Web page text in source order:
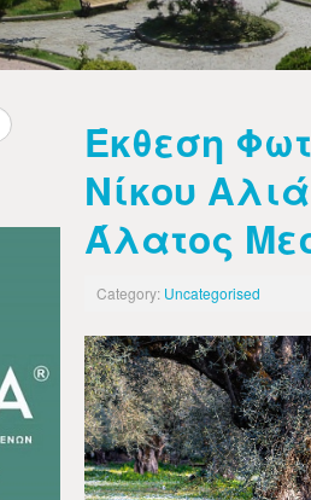
Έκθεση
Νίκου
Άλατος
Category: Uncategorised